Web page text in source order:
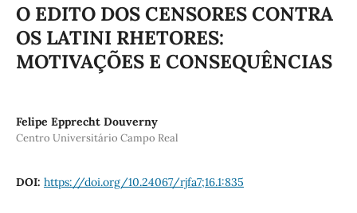
O EDITO DOS CENSORES CONTRA
OS LATINI RHETORES:
MOTIVAÇÕES E CONSEQUÊNCIAS
Felipe Epprecht Douverny
Centro Universitário Campo Real
DOI: https://doi.org/10.24067/rjfa7;16.1:835